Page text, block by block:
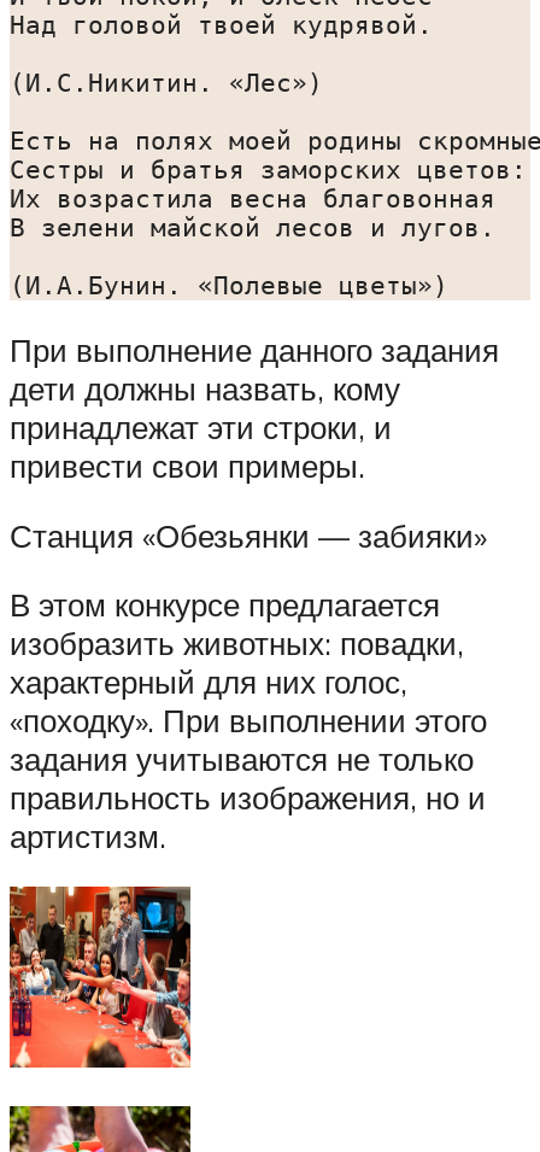
Над головой твоей кудрявой.
(И.С.Никитин. «Лес»)
Есть на полях моей родины
Сестры и братья заморских цветов:
Их возрастила весна благовонная
В зелени майской лесов и лугов.
При выполнение данного задания
дети должны назвать, кому
принадлежат эти строки, и
привести свои примеры.
Станция «Обезьянки — забияки»
В этом конкурсе предлагается
изобразить животных: повадки,
характерный для них голос,
«походку». При выполнении этого
задания учитываются не только
правильность изображения, но и
артистизм.